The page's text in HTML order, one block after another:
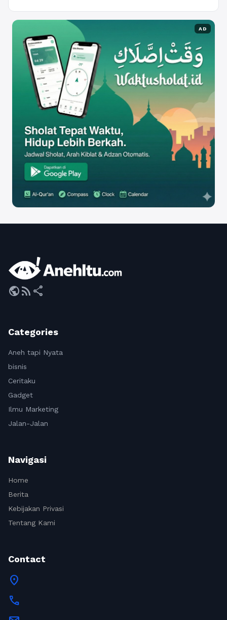
AD
publicrss_feed share
Categories
Aneh tapi Nyata
bisnis
Ceritaku
Gadget
Ilmu Marketing
Jalan-Jalan
Navigasi
Home
Berita
Kebijakan Privasi
Tentang Kami
Contact
location_on
call